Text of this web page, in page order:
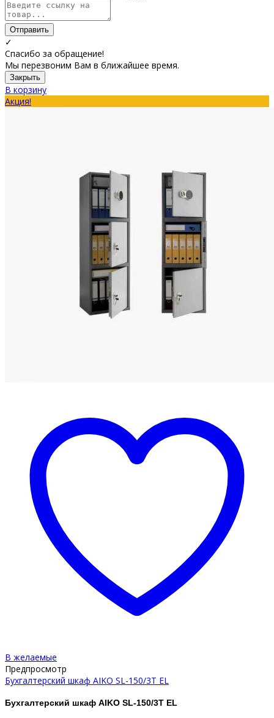
Отправить
✓
Спасибо за обращение!
Мы перезвоним Вам в ближайшее время.
Закрыть
В корзину
Акция!
В желаемые
Предпросмотр
Бухгалтерский шкаф AIKO SL-150/3Т EL
Бухгалтерский шкаф AIKO SL-150/3Т EL